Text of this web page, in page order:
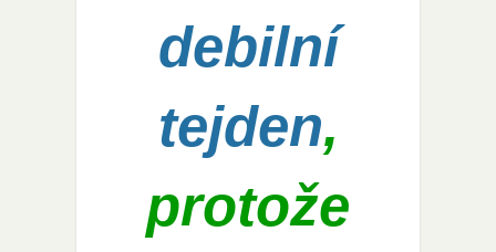
debilní
tejden,
protože